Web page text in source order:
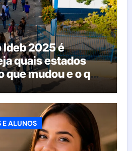
Ideb 2025 é
quais estados
que mudou e o que
brasileira
E ALUNOS